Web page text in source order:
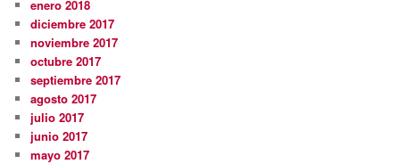
enero 2018
diciembre 2017
noviembre 2017
octubre 2017
septiembre 2017
agosto 2017
julio 2017
junio 2017
mayo 2017